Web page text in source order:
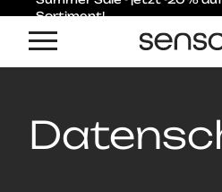
Sortiment!